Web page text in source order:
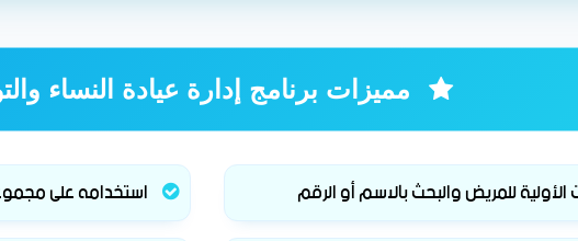
مميزات برنامج إدارة عيادة النساء
للمريض والبحث بالاسم أو الرقم
استخدامه على